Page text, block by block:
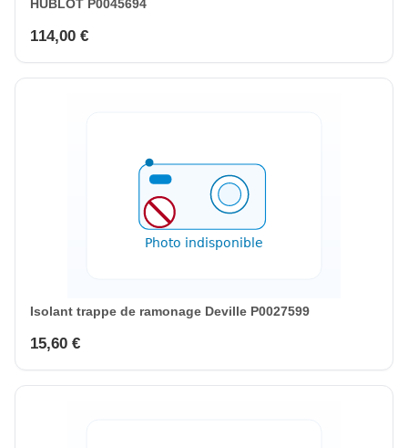
HUBLOT P0045694
114,00 €
Isolant trappe de ramonage Deville P0027599
15,60 €